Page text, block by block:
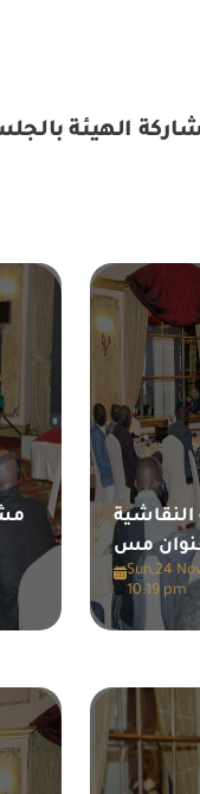
الهيئة
Sun,24
10:19 pm